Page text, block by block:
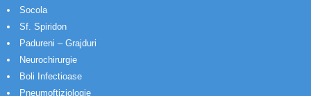
Socola
Sf. Spiridon
Padureni – Grajduri
Neurochirurgie
Boli Infectioase
Pneumoftiziologie